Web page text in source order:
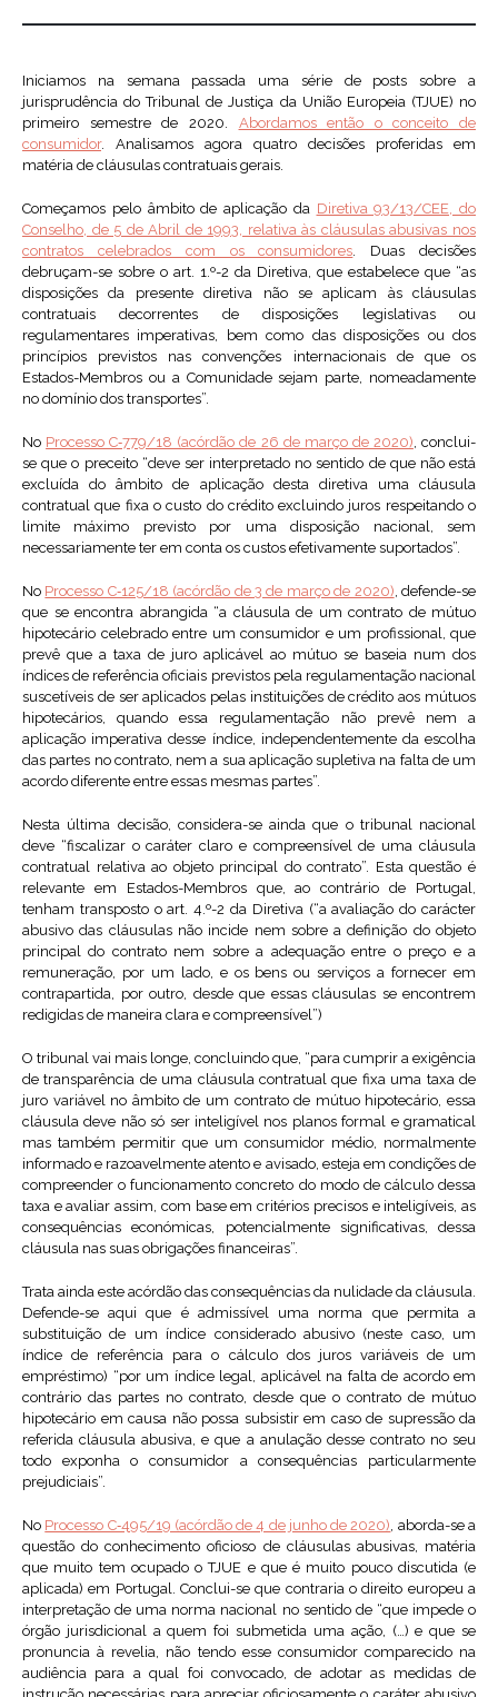
Iniciamos na semana passada uma série de posts sobre a
jurisprudência do Tribunal de Justiça da União Europeia (TJUE) no
primeiro semestre de 2020. Abordamos então o conceito de
consumidor. Analisamos agora quatro decisões proferidas em
matéria de cláusulas contratuais gerais.
Começamos pelo âmbito de aplicação da Diretiva 93/13/CEE, do
Conselho, de 5 de Abril de 1993, relativa às cláusulas abusivas nos
contratos celebrados com os consumidores. Duas decisões
debruçam-se sobre o art. 1.º-2 da Diretiva, que estabelece que “as
disposições da presente diretiva não se aplicam às cláusulas
contratuais decorrentes de disposições legislativas ou
regulamentares imperativas, bem como das disposições ou dos
princípios previstos nas convenções internacionais de que os
Estados-Membros ou a Comunidade sejam parte, nomeadamente
no domínio dos transportes”.
No Processo C‑779/18 (acórdão de 26 de março de 2020), conclui-
se que o preceito “deve ser interpretado no sentido de que não está
excluída do âmbito de aplicação desta diretiva uma cláusula
contratual que fixa o custo do crédito excluindo juros respeitando o
limite máximo previsto por uma disposição nacional, sem
necessariamente ter em conta os custos efetivamente suportados”.
No Processo C‑125/18 (acórdão de 3 de março de 2020), defende-se
que se encontra abrangida “a cláusula de um contrato de mútuo
hipotecário celebrado entre um consumidor e um profissional, que
prevê que a taxa de juro aplicável ao mútuo se baseia num dos
índices de referência oficiais previstos pela regulamentação nacional
suscetíveis de ser aplicados pelas instituições de crédito aos mútuos
hipotecários, quando essa regulamentação não prevê nem a
aplicação imperativa desse índice, independentemente da escolha
das partes no contrato, nem a sua aplicação supletiva na falta de um
acordo diferente entre essas mesmas partes”.
Nesta última decisão, considera-se ainda que o tribunal nacional
deve “fiscalizar o caráter claro e compreensível de uma cláusula
contratual relativa ao objeto principal do contrato”. Esta questão é
relevante em Estados-Membros que, ao contrário de Portugal,
tenham transposto o art. 4.º-2 da Diretiva (“a avaliação do carácter
abusivo das cláusulas não incide nem sobre a definição do objeto
principal do contrato nem sobre a adequação entre o preço e a
remuneração, por um lado, e os bens ou serviços a fornecer em
contrapartida, por outro, desde que essas cláusulas se encontrem
redigidas de maneira clara e compreensível”)
O tribunal vai mais longe, concluindo que, “para cumprir a exigência
de transparência de uma cláusula contratual que fixa uma taxa de
juro variável no âmbito de um contrato de mútuo hipotecário, essa
cláusula deve não só ser inteligível nos planos formal e gramatical
mas também permitir que um consumidor médio, normalmente
informado e razoavelmente atento e avisado, esteja em condições de
compreender o funcionamento concreto do modo de cálculo dessa
taxa e avaliar assim, com base em critérios precisos e inteligíveis, as
consequências económicas, potencialmente significativas, dessa
cláusula nas suas obrigações financeiras”.
Trata ainda este acórdão das consequências da nulidade da cláusula.
Defende-se aqui que é admissível uma norma que permita a
substituição de um índice considerado abusivo (neste caso, um
índice de referência para o cálculo dos juros variáveis de um
empréstimo) “por um índice legal, aplicável na falta de acordo em
contrário das partes no contrato, desde que o contrato de mútuo
hipotecário em causa não possa subsistir em caso de supressão da
referida cláusula abusiva, e que a anulação desse contrato no seu
todo exponha o consumidor a consequências particularmente
prejudiciais”.
No Processo C‑495/19 (acórdão de 4 de junho de 2020), aborda-se a
questão do conhecimento oficioso de cláusulas abusivas, matéria
que muito tem ocupado o TJUE e que é muito pouco discutida (e
aplicada) em Portugal. Conclui-se que contraria o direito europeu a
interpretação de uma norma nacional no sentido de “que impede o
órgão jurisdicional a quem foi submetida uma ação, (…) e que se
pronuncia à revelia, não tendo esse consumidor comparecido na
audiência para a qual foi convocado, de adotar as medidas de